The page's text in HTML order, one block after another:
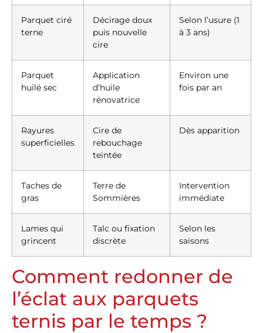
Parquet ciré
terne
Décirage doux
puis nouvelle
cire
Selon l’usure (1
à 3 ans)
Parquet
huilé sec
Application
d’huile
rénovatrice
Environ une
fois par an
Rayures
superficielles
Cire de
rebouchage
teintée
Dès apparition
Taches de
gras
Terre de
Sommières
Intervention
immédiate
Lames qui
grincent
Talc ou fixation
discrète
Selon les
saisons
Comment redonner de
l’éclat aux parquets
ternis par le temps ?